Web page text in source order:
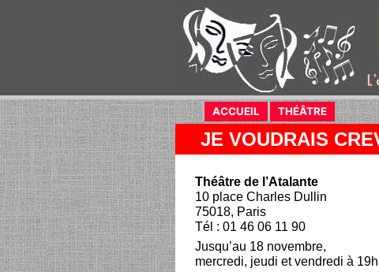
ACCUEIL (current)
THÉÂTRE (current)
JE VOUDRAIS
Théâtre de l’Atalante
10 place Charles Dullin
75018, Paris
Tél : 01 46 06 11 90
Jusqu’au 18 novembre,
mercredi, jeudi et vendredi à 19h